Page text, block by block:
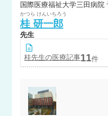
国際医療福祉大学三田病
かつら けんいちろう
桂 研一郎
先生
桂先生の医療記事11件